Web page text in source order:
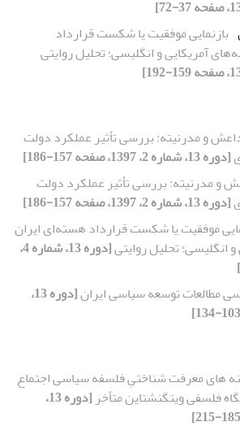
بازنمایی موفقیت یا شکست قرارداد
آمریکایی و انگلیسی؛ تحلیل روایتی
و مدرنیته: بررسی تأثیر عملکرد دولت
[دوره 13، شماره 2، 1397، صفحه 157-186]
و مدرنیته: بررسی تأثیر عملکرد دولت
[دوره 13، شماره 2، 1397، صفحه 157-186]
موفقیت یا شکست قرارداد هسته‌ای ایران
انگلیسی؛ تحلیل روایتی
[دوره 13، شماره 4،
مطالعات توسعه سیاسی ایران
[دوره 13،
های معرفت شناختیِ فلسفه سیاسی اجتماع
فلسفی ویتگنشتاین متأخر
[دوره 13،